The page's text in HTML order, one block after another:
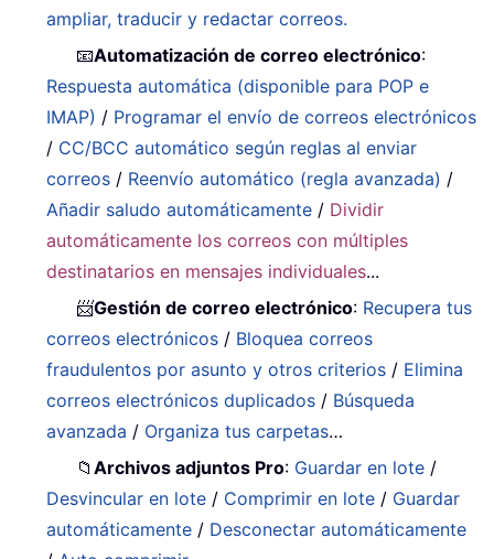
ampliar, traducir y redactar correos.
📧Automatización de correo electrónico:
Respuesta automática (disponible para POP e
IMAP) / Programar el envío de correos electrónicos
/ CC/BCC automático según reglas al enviar
correos / Reenvío automático (regla avanzada) /
Añadir saludo automáticamente / Dividir
automáticamente los correos con múltiples
destinatarios en mensajes individuales...
📨Gestión de correo electrónico: Recupera tus
correos electrónicos / Bloquea correos
fraudulentos por asunto y otros criterios / Elimina
correos electrónicos duplicados / Búsqueda
avanzada / Organiza tus carpetas…
📁Archivos adjuntos Pro: Guardar en lote /
Desvincular en lote / Comprimir en lote / Guardar
automáticamente / Desconectar automáticamente